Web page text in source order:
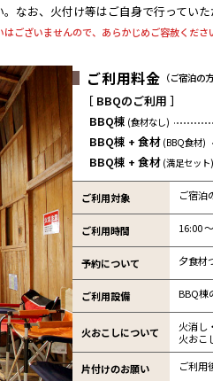
なお、火付け等はご自身で行っていた
ございませんので、あらかじめご容赦くださ
ご利用料金 （ご宿泊の
［ BBQのご利用 ］
BBQ棟 (食材なし)
BBQ棟 + 食材 (BBQ食材)
BBQ棟 + 食材 (満足セット)
ご利用対象 ご宿泊
ご利用時間 16:00
予約について 夕食材
ご利用設備 BBQ棟
火おこしについて
火消し
火おこ
片付けのお願い ご利用